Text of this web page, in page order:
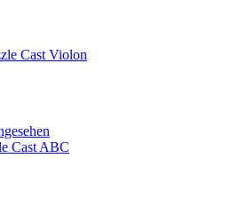
Cast Violon
Cast ABC